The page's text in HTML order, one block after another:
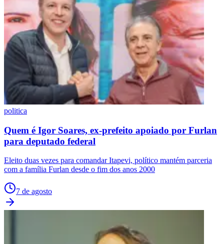
politica
Quem é Igor Soares, ex-prefeito apoiado por Furlan
para deputado federal
Eleito duas vezes para comandar Itapevi, político mantém parceria
com a família Furlan desde o fim dos anos 2000
7 de agosto